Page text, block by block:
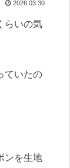
2026.03.30
らいの気
ていたの
ンを生地